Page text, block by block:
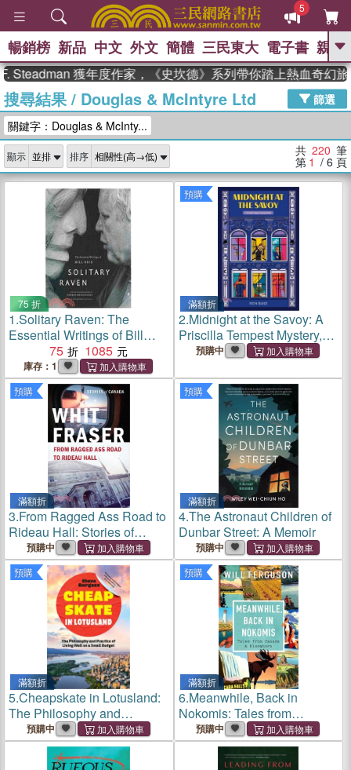
5
GO
熱搜： 東野圭吾 、 高希均教授回憶錄
、 The Odyssey 、 父親節 、 如果歷
獎 臺灣漫遊錄 、 方念華 、 台灣的李
登輝時代
數學女孩：黎曼猜想 、
偉大的迷走神經
暢銷榜 新品 中文 外文 簡體 三民東大 電子書 親子
獲年度作家，《史坎德》系列帶你踏上熱血奇幻旅程
搜尋結果/ Douglas & McIntyre Ltd
篩選
關鍵字：Douglas & McInty...
顯示 排序 共 220 筆
第 1 / 6 頁
75 折
1.Solitary Raven: The
Essential Writings of Bill
75 1085
庫存：1
預購
滿額折
2.Midnight at the Savoy: A
Priscilla Tempest Mystery,
Book 5
預購中
預購
滿額折
3.From Ragged Ass Road to
Rideau Hall: Stories of
Canada
預購中
預購
滿額折
4.The Astronaut Children of
Dunbar Street: A Memoir
預購中
預購
滿額折
5.Cheapskate in Lotusland:
The Philosophy and
Practice of Living Well on a
Small Budget
預購中
預購
滿額折
6.Meanwhile, Back in
Nokomis: Tales from
Canada and Elsewhere
預購中